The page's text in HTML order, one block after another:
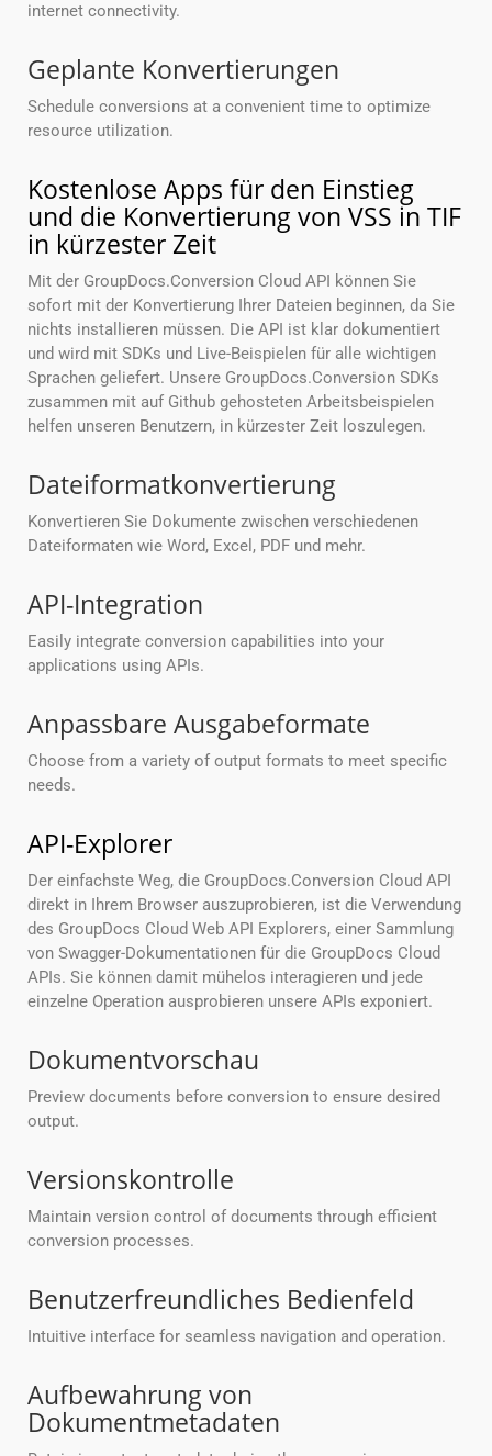
internet connectivity.
Geplante Konvertierungen
Schedule conversions at a convenient time to optimize
resource utilization.
Kostenlose Apps für den Einstieg
und die Konvertierung von VSS in TIF
in kürzester Zeit
Mit der GroupDocs.Conversion Cloud API können Sie
sofort mit der Konvertierung Ihrer Dateien beginnen, da Sie
nichts installieren müssen. Die API ist klar dokumentiert
und wird mit SDKs und Live-Beispielen für alle wichtigen
Sprachen geliefert. Unsere GroupDocs.Conversion SDKs
zusammen mit auf Github gehosteten Arbeitsbeispielen
helfen unseren Benutzern, in kürzester Zeit loszulegen.
Dateiformatkonvertierung
Konvertieren Sie Dokumente zwischen verschiedenen
Dateiformaten wie Word, Excel, PDF und mehr.
API-Integration
Easily integrate conversion capabilities into your
applications using APIs.
Anpassbare Ausgabeformate
Choose from a variety of output formats to meet specific
needs.
API-Explorer
Der einfachste Weg, die GroupDocs.Conversion Cloud API
direkt in Ihrem Browser auszuprobieren, ist die Verwendung
des GroupDocs Cloud Web API Explorers, einer Sammlung
von Swagger-Dokumentationen für die GroupDocs Cloud
APIs. Sie können damit mühelos interagieren und jede
einzelne Operation ausprobieren unsere APIs exponiert.
Dokumentvorschau
Preview documents before conversion to ensure desired
output.
Versionskontrolle
Maintain version control of documents through efficient
conversion processes.
Benutzerfreundliches Bedienfeld
Intuitive interface for seamless navigation and operation.
Aufbewahrung von
Dokumentmetadaten